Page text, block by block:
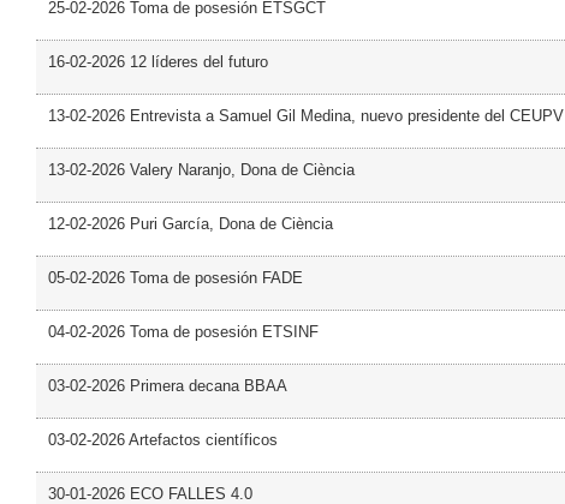
25-02-2026 Toma de posesión ETSGCT
16-02-2026 12 líderes del futuro
13-02-2026 Entrevista a Samuel Gil Medina, nuevo presidente del CEUPV
13-02-2026 Valery Naranjo, Dona de Ciència
12-02-2026 Puri García, Dona de Ciència
05-02-2026 Toma de posesión FADE
04-02-2026 Toma de posesión ETSINF
03-02-2026 Primera decana BBAA
03-02-2026 Artefactos científicos
30-01-2026 ECO FALLES 4.0